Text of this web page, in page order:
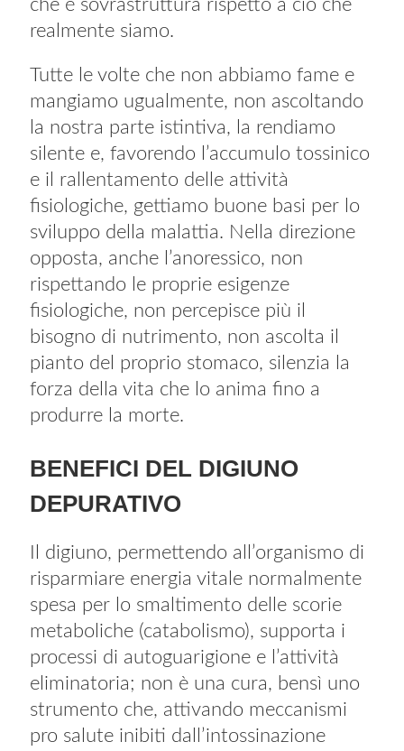
che è sovrastruttura rispetto a ciò che
realmente siamo.
Tutte le volte che non abbiamo fame e
mangiamo ugualmente, non ascoltando
la nostra parte istintiva, la rendiamo
silente e, favorendo l’accumulo tossinico
e il rallentamento delle attività
fisiologiche, gettiamo buone basi per lo
sviluppo della malattia. Nella direzione
opposta, anche l’anoressico, non
rispettando le proprie esigenze
fisiologiche, non percepisce più il
bisogno di nutrimento, non ascolta il
pianto del proprio stomaco, silenzia la
forza della vita che lo anima fino a
produrre la morte.
BENEFICI DEL DIGIUNO
DEPURATIVO
Il digiuno, permettendo all’organismo di
risparmiare energia vitale normalmente
spesa per lo smaltimento delle scorie
metaboliche (catabolismo), supporta i
processi di autoguarigione e l’attività
eliminatoria; non è una cura, bensì uno
strumento che, attivando meccanismi
pro salute inibiti dall’intossinazione